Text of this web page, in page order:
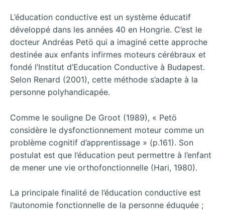
L’éducation conductive est un système éducatif
développé dans les années 40 en Hongrie. C’est le
docteur Andréas Petö qui a imaginé cette approche
destinée aux enfants infirmes moteurs cérébraux et
fondé l’Institut d’Education Conductive à Budapest.
Selon Renard (2001), cette méthode s’adapte à la
personne polyhandicapée.
Comme le souligne De Groot (1989), « Petö
considère le dysfonctionnement moteur comme un
problème cognitif d’apprentissage » (p.161). Son
postulat est que l’éducation peut permettre à l’enfant
de mener une vie orthofonctionnelle (Hari, 1980).
La principale finalité de l’éducation conductive est
l’autonomie fonctionnelle de la personne éduquée ;